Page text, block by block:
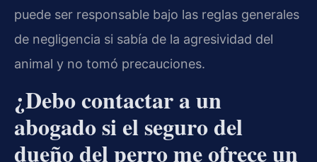
puede ser responsable bajo las reglas generales
de negligencia si sabía de la agresividad del
animal y no tomó precauciones.
¿Debo contactar a un
abogado si el seguro del
dueño del perro me ofrece un